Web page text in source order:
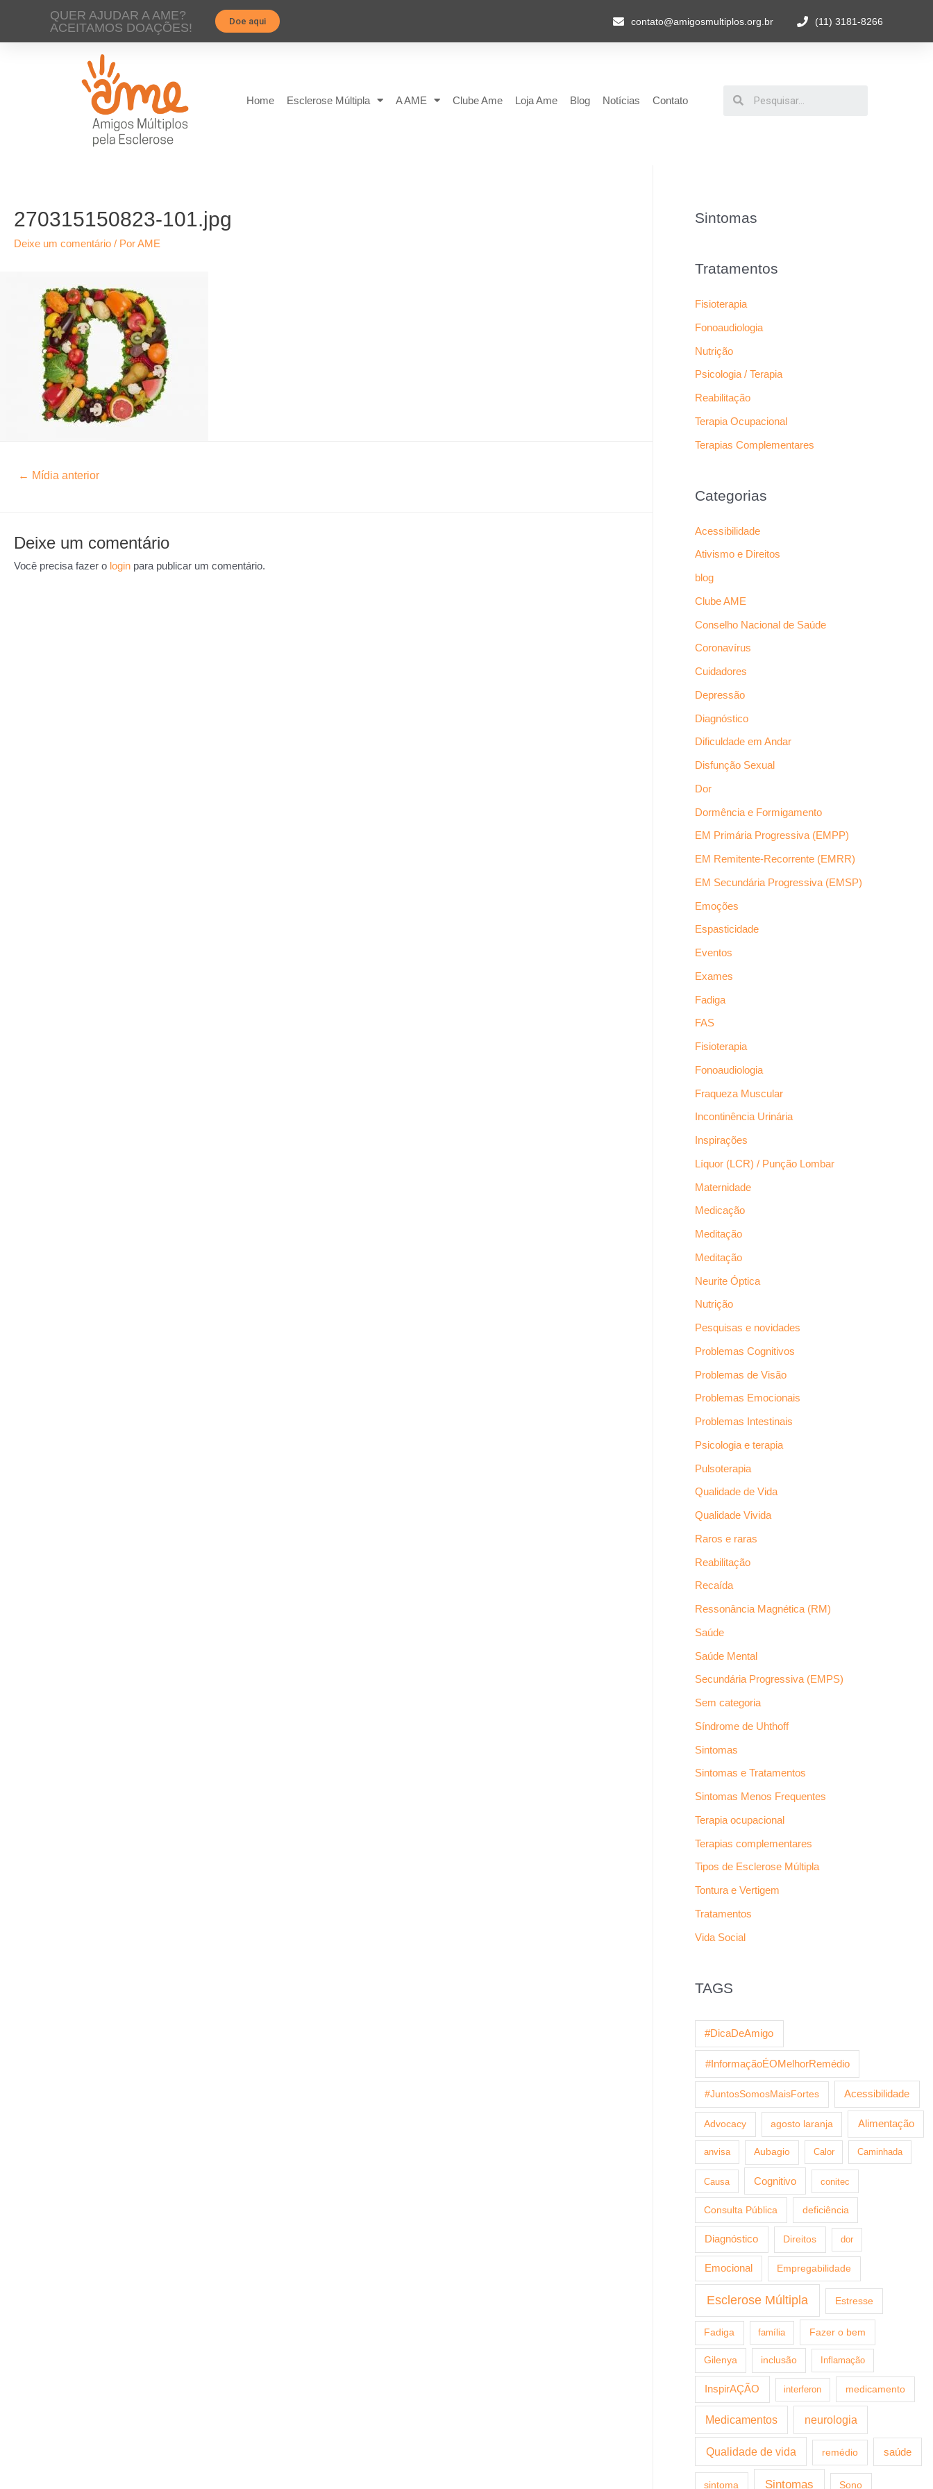
QUER AJUDAR A AME?
ACEITAMOS DOAÇÕES!
Doe aqui contato@amigosmultiplos.org.br (11) 3181-8266
Home Esclerose Múltipla A AME Clube Ame Loja Ame Blog Notícias Contato
270315150823-101.jpg
Deixe um comentário / PorAME
← Mídia anterior
Deixe um comentário
Você precisa fazer o login para publicar um comentário.
Sintomas
Tratamentos
Fisioterapia
Fonoaudiologia
Nutrição
Psicologia / Terapia
Reabilitação
Terapia Ocupacional
Terapias Complementares
Categorias
Acessibilidade
Ativismo e Direitos
blog
Clube AME
Conselho Nacional de Saúde
Coronavírus
Cuidadores
Depressão
Diagnóstico
Dificuldade em Andar
Disfunção Sexual
Dor
Dormência e Formigamento
EM Primária Progressiva (EMPP)
EM Remitente-Recorrente (EMRR)
EM Secundária Progressiva (EMSP)
Emoções
Espasticidade
Eventos
Exames
Fadiga
FAS
Fisioterapia
Fonoaudiologia
Fraqueza Muscular
Incontinência Urinária
Inspirações
Líquor (LCR) / Punção Lombar
Maternidade
Medicação
Meditação
Meditação
Neurite Óptica
Nutrição
Pesquisas e novidades
Problemas Cognitivos
Problemas de Visão
Problemas Emocionais
Problemas Intestinais
Psicologia e terapia
Pulsoterapia
Qualidade de Vida
Qualidade Vivida
Raros e raras
Reabilitação
Recaída
Ressonância Magnética (RM)
Saúde
Saúde Mental
Secundária Progressiva (EMPS)
Sem categoria
Síndrome de Uhthoff
Sintomas
Sintomas e Tratamentos
Sintomas Menos Frequentes
Terapia ocupacional
Terapias complementares
Tipos de Esclerose Múltipla
Tontura e Vertigem
Tratamentos
Vida Social
TAGS
#DicaDeAmigo
#InformaçãoÉOMelhorRemédio
#JuntosSomosMaisFortes Acessibilidade
Advocacy agosto laranja Alimentação
anvisa Aubagio Calor Caminhada
Causa Cognitivo conitec
Consulta Pública deficiência
Diagnóstico Direitos dor
Emocional Empregabilidade
Esclerose Múltipla Estresse
Fadiga família Fazer o bem
Gilenya inclusão Inflamação
InspirAÇÃO interferon medicamento
Medicamentos neurologia
Qualidade de vida remédio saúde
sintoma Sintomas Sono